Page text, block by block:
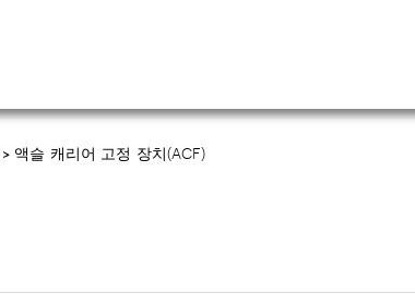
> 액슬 캐리어 고정 장치(ACF)